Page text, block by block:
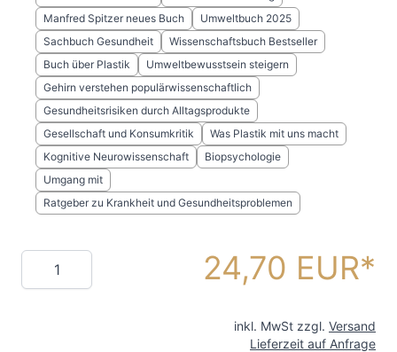
Manfred Spitzer neues Buch
Umweltbuch 2025
Sachbuch Gesundheit
Wissenschaftsbuch Bestseller
Buch über Plastik
Umweltbewusstsein steigern
Gehirn verstehen populärwissenschaftlich
Gesundheitsrisiken durch Alltagsprodukte
Gesellschaft und Konsumkritik
Was Plastik mit uns macht
Kognitive Neurowissenschaft
Biopsychologie
Umgang mit
Ratgeber zu Krankheit und Gesundheitsproblemen
Menge 24,70 EUR
inkl. MwSt zzgl. Versand
Lieferzeit auf Anfrage